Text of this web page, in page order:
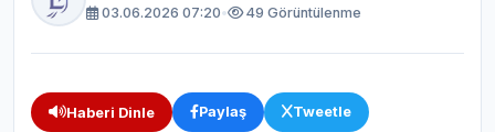
03.06.2026 07:20• 49 Görüntülenme
Haberi Dinle Paylaş Tweetle